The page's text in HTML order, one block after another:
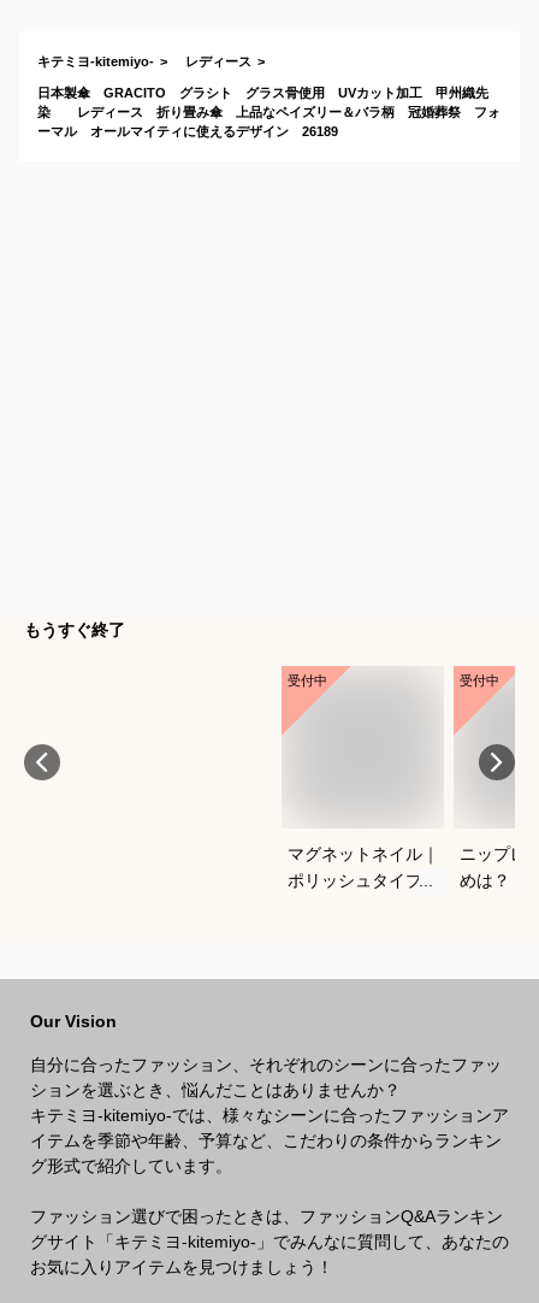
キテミヨ-kitemiyo- レディース
日本製傘 GRACITO グラシト グラス骨使用 UVカット加工 甲州織先
染 レディース 折り畳み傘 上品なペイズリー＆バラ柄 冠婚葬祭 フォ
ーマル オールマイティに使えるデザイン 26189
もうすぐ終了
受付中
マグネットネイル｜
ポリッシュタイプで
受付中
ニップレ
めは？
Our Vision
自分に合ったファッション、それぞれのシーンに合ったファッ
ションを選ぶとき、悩んだことはありませんか？
キテミヨ-kitemiyo-では、様々なシーンに合ったファッションア
イテムを季節や年齢、予算など、こだわりの条件からランキン
グ形式で紹介しています。
ファッション選びで困ったときは、ファッションQ&Aランキン
グサイト「キテミヨ-kitemiyo-」でみんなに質問して、あなたの
お気に入りアイテムを見つけましょう！